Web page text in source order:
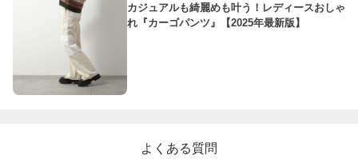
カジュアルも綺麗めも叶う！レディースおしゃ
れ『カーゴパンツ』【2025年最新版】
よくある質問